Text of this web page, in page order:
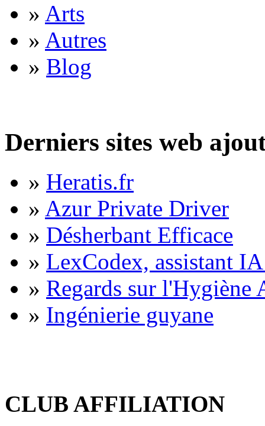
» Arts
» Autres
» Blog
Derniers sites web
» Heratis.fr
» Azur Private Driver
» Désherbant Efficace
» LexCodex, assistant
» Regards sur l'Hygiène
» Ingénierie guyane
CLUB AFFILIATION